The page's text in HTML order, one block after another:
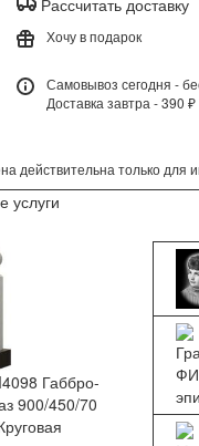
Рассчитать доставку
Хочу в подарок
Самовывоз сегодня -
Доставка завтра - 390 ₽
действительна только для
услуги
Габбро-
900/450/70